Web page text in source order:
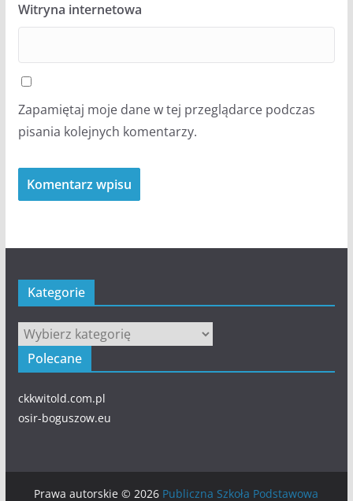
Witryna internetowa
Zapamiętaj moje dane w tej przeglądarce podczas
pisania kolejnych komentarzy.
Kategorie
Kategorie
Polecane
ckkwitold.com.pl
osir-boguszow.eu
Prawa autorskie © 2026 Publiczna Szkoła Podstawowa